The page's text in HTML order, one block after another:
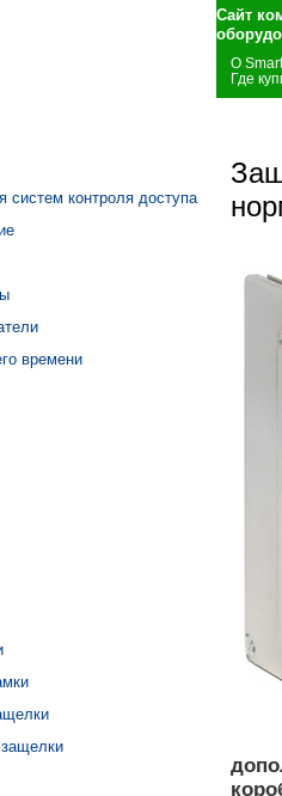
Сайт
О
Где
контроля доступа
времени